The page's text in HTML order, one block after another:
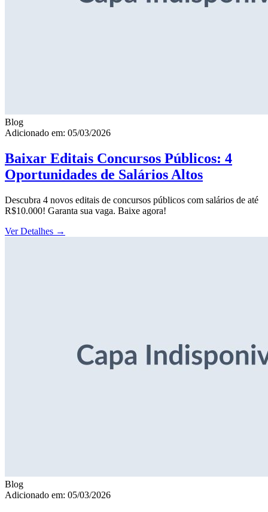
Blog
Adicionado em: 05/03/2026
Baixar Editais Concursos Públicos: 4
Oportunidades de Salários Altos
Descubra 4 novos editais de concursos públicos com salários de até
R$10.000! Garanta sua vaga. Baixe agora!
Ver Detalhes →
Blog
Adicionado em: 05/03/2026